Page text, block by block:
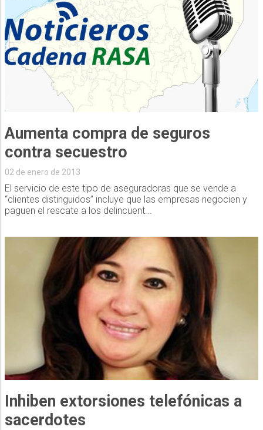
Aumenta compra de seguros
contra secuestro
02 de enero de 2013
El servicio de este tipo de aseguradoras que se vende a
“clientes distinguidos” incluye que las empresas negocien y
paguen el rescate a los delincuent...
Inhiben extorsiones telefónicas a
sacerdotes